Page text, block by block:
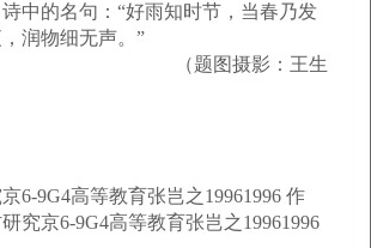
中的名句：“好雨知时节，当春乃发
润物细无声。”
摄影：王生
6-9G4高等教育张岂之19961996 作
究京6-9G4高等教育张岂之19961996